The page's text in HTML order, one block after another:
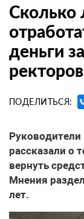
Сколько
деньги
ректоров
ПОДЕЛИТЬСЯ:
Руководители
рассказали о
вернуть
Мнения
лет.